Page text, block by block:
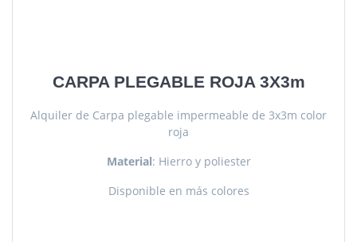
CARPA PLEGABLE ROJA 3X3m
Alquiler de Carpa plegable impermeable de 3x3m color
roja
Material: Hierro y poliester
Disponible en más colores